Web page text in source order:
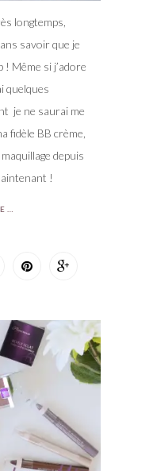
longtemps,
savoir que je
Même si j’adore
quelques
je ne saurai me
fidèle BB crème,
depuis
!